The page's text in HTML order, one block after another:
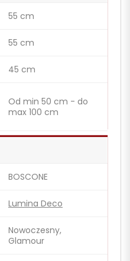
55 cm
55 cm
45 cm
Od min 50 cm - do
max 100 cm
BOSCONE
Lumina Deco
Nowoczesny,
Glamour